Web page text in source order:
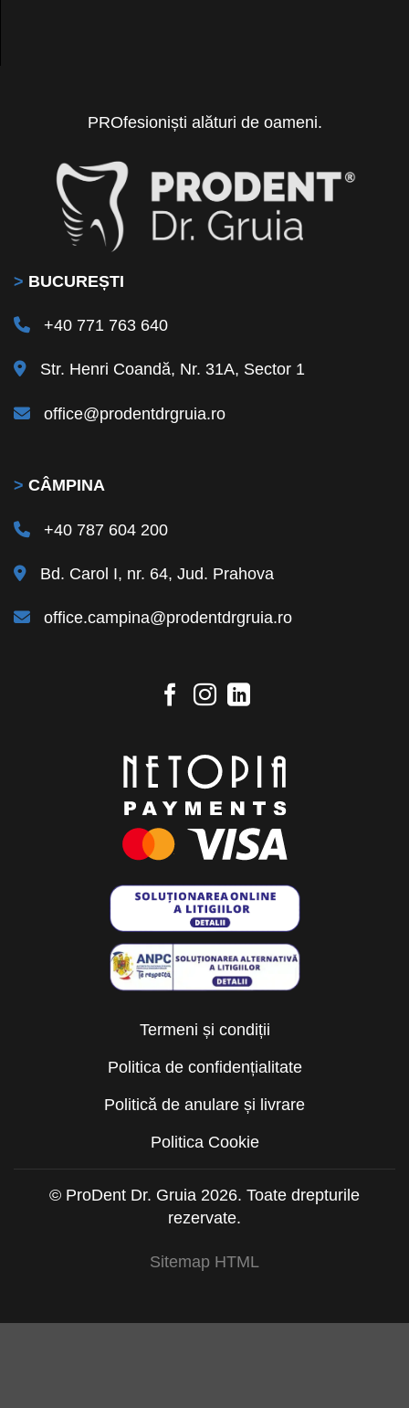
PROfesioniști alături de oameni.
> BUCUREȘTI
+40 771 763 640
Str. Henri Coandă, Nr. 31A, Sector 1
office@prodentdrgruia.ro
> CÂMPINA
+40 787 604 200
Bd. Carol I, nr. 64, Jud. Prahova
office.campina@prodentdrgruia.ro
Termeni și condiții
Politica de confidențialitate
Politică de anulare și livrare
Politica Cookie
© ProDent Dr. Gruia 2026. Toate drepturile
rezervate.
Sitemap HTML